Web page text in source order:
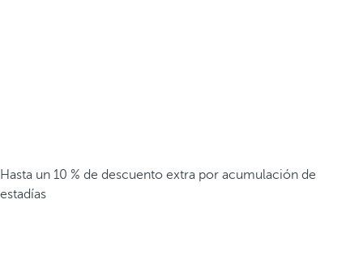
Hasta un 10 % de descuento extra por acumulación de
estadías